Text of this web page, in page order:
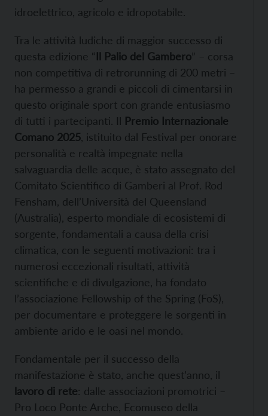
idroelettrico, agricolo e idropotabile.
Tra le attività ludiche di maggior successo di
questa edizione “Il Palio del Gambero” – corsa
non competitiva di retrorunning di 200 metri –
ha permesso a grandi e piccoli di cimentarsi in
questo originale sport con grande entusiasmo
di tutti i partecipanti. Il Premio Internazionale
Comano 2025 , istituito dal Festival per onorare
personalità e realtà impegnate nella
salvaguardia delle acque, è stato assegnato del
Comitato Scientifico di Gamberi al Prof. Rod
Fensham, dell’Università del Queensland
(Australia), esperto mondiale di ecosistemi di
sorgente, fondamentali a causa della crisi
climatica, con le seguenti motivazioni: tra i
numerosi eccezionali risultati, attività
scientifiche e di divulgazione, ha fondato
l’associazione Fellowship of the Spring (FoS),
per documentare e proteggere le sorgenti in
ambiente arido e le oasi nel mondo.
Fondamentale per il successo della
manifestazione è stato, anche quest’anno, il
lavoro di rete: dalle associazioni promotrici –
Pro Loco Ponte Arche, Ecomuseo della